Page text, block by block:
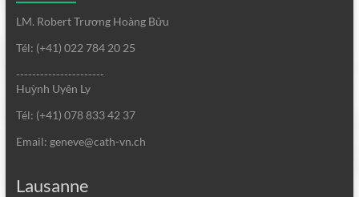
LM. Robert Trương Hoàng Bửu
Tél: (+41) 022 784 20 25
----------------------
Huỳnh Uyên Ly
Tél: (+41) 078 833 42 37
Email: geneve@cath-vn.ch
Lausanne